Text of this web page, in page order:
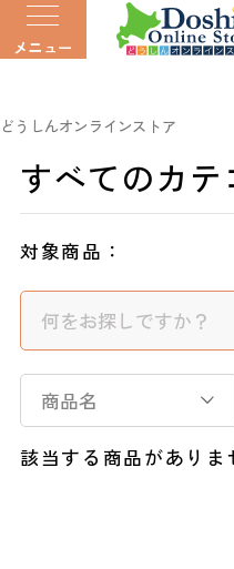
メニュー
どうしんオンラインストア
すべてのカテ
対象商品：
商品名
該当する商品がありま